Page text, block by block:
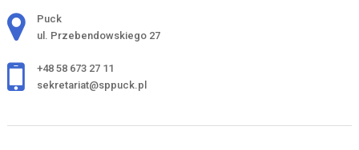
Adres pocztowy:
Puck
ul. Przebendowskiego 27
+48 58 673 27 11
sekretariat@sppuck.pl